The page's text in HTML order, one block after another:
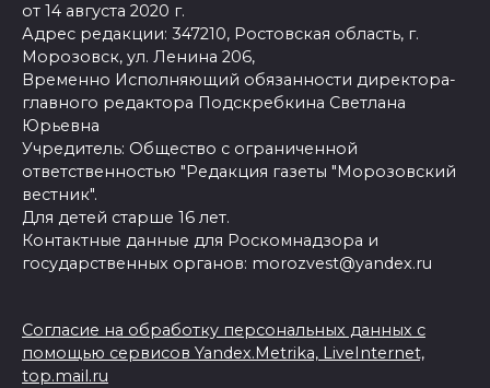
от 14 августа 2020 г.
Адрес редакции: 347210, Ростовская область, г.
Морозовск, ул. Ленина 206,
Временно Исполняющий обязанности директора-
главного редактора Подскребкина Светлана
Юрьевна
Учредитель: Общество с ограниченной
ответственностью "Редакция газеты "Морозовский
вестник".
Для детей старше 16 лет.
Контактные данные для Роскомнадзора и
государственных органов: morozvest@yandex.ru
Согласие на обработку персональных данных с
помощью сервисов Yandex.Metrika, LiveInternet,
top.mail.ru